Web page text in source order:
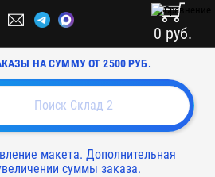
НА СУММУ ОТ 2500 РУБ.
0 руб.
макета. Дополнительная
суммы заказа.